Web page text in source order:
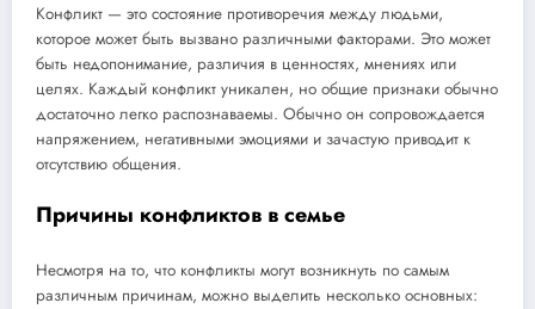
Конфликт — это состояние противоречия между людьми,
которое может быть вызвано различными факторами. Это может
быть недопонимание, различия в ценностях, мнениях или
целях. Каждый конфликт уникален, но общие признаки обычно
достаточно легко распознаваемы. Обычно он сопровождается
напряжением, негативными эмоциями и зачастую приводит к
отсутствию общения.
Причины конфликтов в семье
Несмотря на то, что конфликты могут возникнуть по самым
различным причинам, можно выделить несколько основных: